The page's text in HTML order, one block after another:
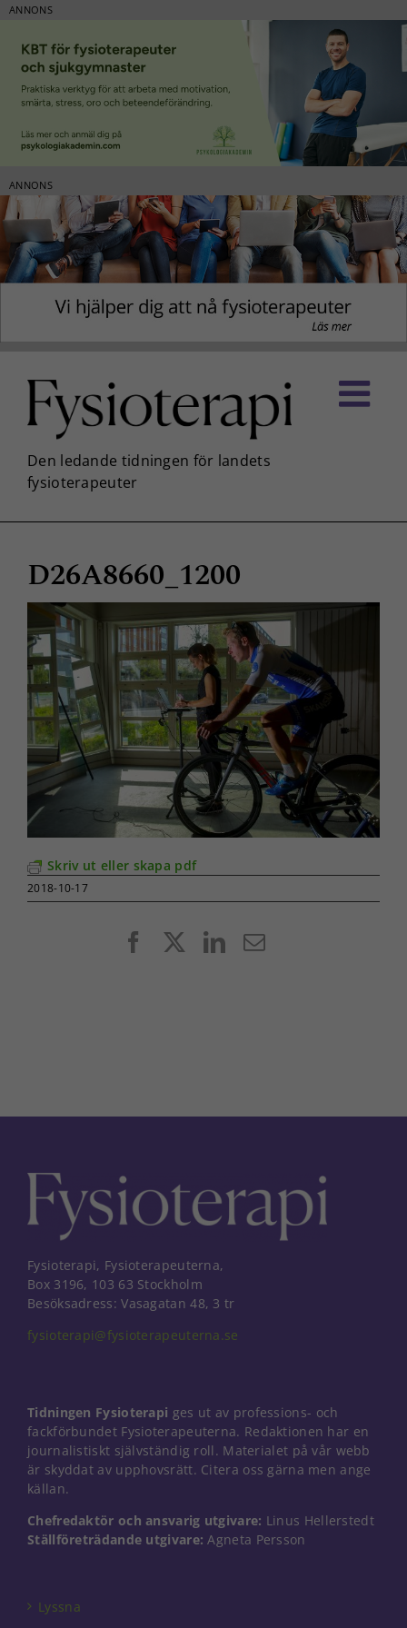
ANNONS
ANNONS
innehållet
D26A8660_1200
Skriv ut eller skapa pdf
2018-10-17
FacebookLinkedIn
E-
Fysioterapi, Fysioterapeuterna,
Box 3196, 103 63 Stockholm
Besöksadress: Vasagatan 48, 3 tr
fysioterapi@fysioterapeuterna.se
Tidningen Fysioterapi ges ut av professions- och
fackförbundet Fysioterapeuterna. Redaktionen har en
journalistiskt självständig roll. Materialet på vår webb
är skyddat av upphovsrätt. Citera oss gärna men ange
källan.
Chefredaktör och ansvarig utgivare: Linus Hellerstedt
Ställföreträdande utgivare: Agneta Persson
Lyssna
Nödvändiga